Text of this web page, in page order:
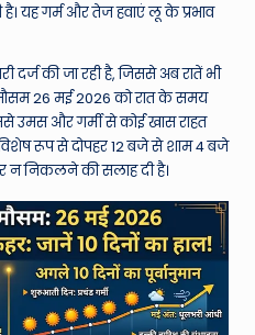
यह गर्म और तेज हवाएं लू के प्रभाव
दर्ज की जा रही है, जिससे अब रातें भी
26 मई 2026 को रात के समय
उमस और गर्मी से कोई खास राहत
रूप से दोपहर 12 बजे से शाम 4 बजे
न निकलने की सलाह दी है।